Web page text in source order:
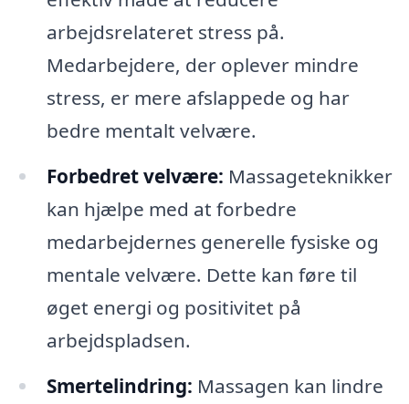
arbejdsrelateret stress på.
Medarbejdere, der oplever mindre
stress, er mere afslappede og har
bedre mentalt velvære.
Forbedret velvære: Massageteknikker
kan hjælpe med at forbedre
medarbejdernes generelle fysiske og
mentale velvære. Dette kan føre til
øget energi og positivitet på
arbejdspladsen.
Smertelindring: Massagen kan lindre